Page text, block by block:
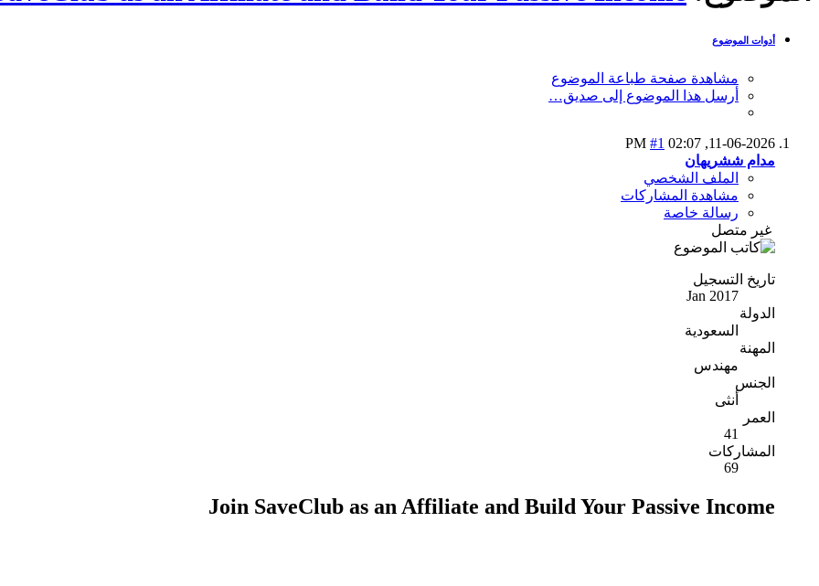
أدوات الموضوع
مشاهدة صفحة طباعة الموضوع
أرسل هذا الموضوع إلى صديق…
11-06-2026,
02:07 PM
#1
مدام ششريهان
الملف الشخصي
مشاهدة المشاركات
رسالة خاصة
غير متصل
تاريخ التسجيل
Jan 2017
الدولة
السعودية
المهنة
مهندس
الجنس
أنثى
العمر
41
المشاركات
69
Join SaveClub as an Affiliate and Build Your Passive Income